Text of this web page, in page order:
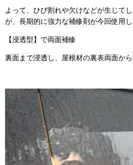
よって、ひび割れや欠けなどが生じて
が、長期的に強力な補修剤が今回使用
【浸透型】で両面補修
裏面まで浸透し、屋根材の裏表両面から